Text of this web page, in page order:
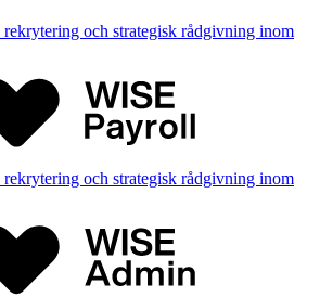
och strategisk rådgivning inom
och strategisk rådgivning inom